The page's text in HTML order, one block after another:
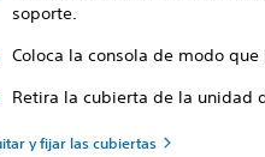
soporte.
Coloca la consola de modo
Retira la cubierta de la unidad
y fijar las cubiertas